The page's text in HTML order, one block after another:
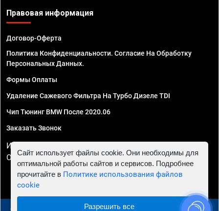
Правовая информация
Договор-Оферта
Политика Конфиденциальности. Согласие На Обработку
Персональных Данных.
Формы Оплаты
Удаление Сажевого Фильтра На Турбо Дизеле TDI
Чип Тюнинг BMW После 2020.06
Заказать Звонок
ИП Смирнов Георгий Павлович. ИНН 781302555843,
ОГРНИП 324470400032610
Сайт использует файлы cookie. Они необходимы для
оптимальной работы сайтов и сервисов. Подробнее
прочитайте в Политике использования файлов
cookie
Разрешить все